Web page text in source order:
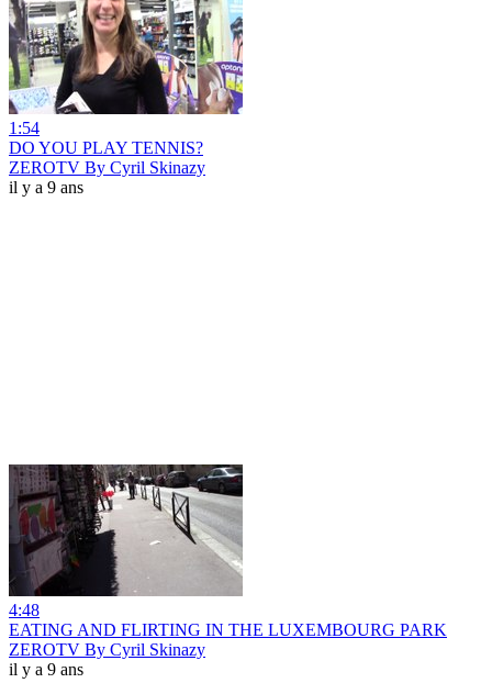
1:54
DO YOU PLAY TENNIS?
ZEROTV By Cyril Skinazy
il y a 9 ans
4:48
EATING AND FLIRTING IN THE LUXEMBOURG PARK
ZEROTV By Cyril Skinazy
il y a 9 ans